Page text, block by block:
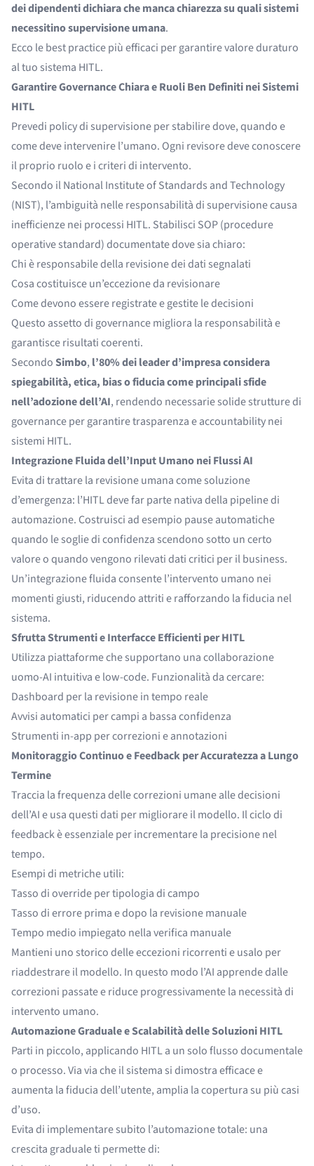
dei dipendenti dichiara che manca chiarezza su quali sistemi
necessitino supervisione umana.
Ecco le best practice più efficaci per garantire valore duraturo
al tuo sistema HITL.
Garantire Governance Chiara e Ruoli Ben Definiti nei Sistemi
HITL
Prevedi policy di supervisione per stabilire dove, quando e
come deve intervenire l’umano. Ogni revisore deve conoscere
il proprio ruolo e i criteri di intervento.
Secondo il National Institute of Standards and Technology
(NIST), l’ambiguità nelle responsabilità di supervisione causa
inefficienze nei processi HITL. Stabilisci SOP (procedure
operative standard) documentate dove sia chiaro:
Chi è responsabile della revisione dei dati segnalati
Cosa costituisce un’eccezione da revisionare
Come devono essere registrate e gestite le decisioni
Questo assetto di governance migliora la responsabilità e
garantisce risultati coerenti.
SecondoSimbo, l’80% dei leader d’impresa considera
spiegabilità, etica, bias o fiducia come principali sfide
nell’adozione dell’AI, rendendo necessarie solide strutture di
governance per garantire trasparenza e accountability nei
sistemi HITL.
Integrazione Fluida dell’Input Umano nei Flussi AI
Evita di trattare la revisione umana come soluzione
d’emergenza: l’HITL deve far parte nativa della pipeline di
automazione. Costruisci ad esempio pause automatiche
quando le soglie di confidenza scendono sotto un certo
valore o quando vengono rilevati dati critici per il business.
Un’integrazione fluida consente l’intervento umano nei
momenti giusti, riducendo attriti e rafforzando la fiducia nel
sistema.
Sfrutta Strumenti e Interfacce Efficienti per HITL
Utilizza piattaforme che supportano una collaborazione
uomo-AI intuitiva e low-code. Funzionalità da cercare:
Dashboard per la revisione in tempo reale
Avvisi automatici per campi a bassa confidenza
Strumenti in-app per correzioni e annotazioni
Monitoraggio Continuo e Feedback per Accuratezza a Lungo
Termine
Traccia la frequenza delle correzioni umane alle decisioni
dell’AI e usa questi dati per migliorare il modello. Il ciclo di
feedback è essenziale per incrementare la precisione nel
tempo.
Esempi di metriche utili:
Tasso di override per tipologia di campo
Tasso di errore prima e dopo la revisione manuale
Tempo medio impiegato nella verifica manuale
Mantieni uno storico delle eccezioni ricorrenti e usalo per
riaddestrare il modello. In questo modo l’AI apprende dalle
correzioni passate e riduce progressivamente la necessità di
intervento umano.
Automazione Graduale e Scalabilità delle Soluzioni HITL
Parti in piccolo, applicando HITL a un solo flusso documentale
o processo. Via via che il sistema si dimostra efficace e
aumenta la fiducia dell’utente, amplia la copertura su più casi
d’uso.
Evita di implementare subito l’automazione totale: una
crescita graduale ti permette di: